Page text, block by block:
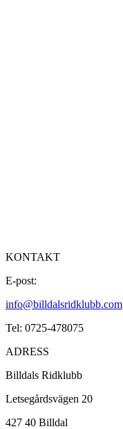
KONTAKT
E-post:
info@billdalsridklubb.com
Tel: 0725-478075
ADRESS
Billdals Ridklubb
Letsegårdsvägen 20
427 40 Billdal